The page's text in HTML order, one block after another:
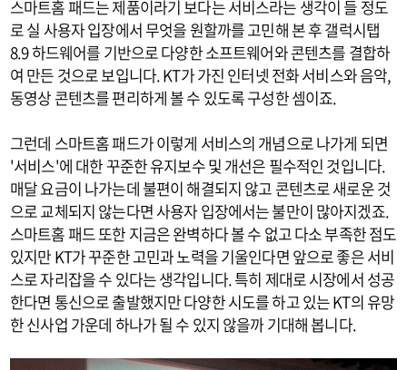
스마트홈 패드는 제품이라기 보다는 서비스라는 생각이 들 정도
로 실 사용자 입장에서 무엇을 원할까를 고민해 본 후 갤럭시탭
8.9 하드웨어를 기반으로 다양한 소프트웨어와 콘텐츠를 결합하
여 만든 것으로 보입니다. KT가 가진 인터넷 전화 서비스와 음악,
동영상 콘텐츠를 편리하게 볼 수 있도록 구성한 셈이죠.
그런데 스마트홈 패드가 이렇게 서비스의 개념으로 나가게 되면
'서비스'에 대한 꾸준한 유지보수 및 개선은 필수적인 것입니다.
매달 요금이 나가는데 불편이 해결되지 않고 콘텐츠로 새로운 것
으로 교체되지 않는다면 사용자 입장에서는 불만이 많아지겠죠.
스마트홈 패드 또한 지금은 완벽하다 볼 수 없고 다소 부족한 점도
있지만 KT가 꾸준한 고민과 노력을 기울인다면 앞으로 좋은 서비
스로 자리잡을 수 있다는 생각입니다. 특히 제대로 시장에서 성공
한다면 통신으로 출발했지만 다양한 시도를 하고 있는 KT의 유망
한 신사업 가운데 하나가 될 수 있지 않을까 기대해 봅니다.